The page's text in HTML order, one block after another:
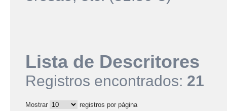
Lista de Descritores
Registros encontrados: 21
Mostrar
registros por página